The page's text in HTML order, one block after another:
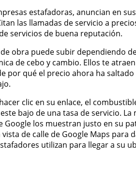
estafadoras, anuncian en
las llamadas de servicio a
servicios de buena reputación.
obra puede subir dependiendo
de cebo y cambio. Ellos te
por qué el precio ahora ha
clic en su enlace, el
bajo de una tasa de servicio.
los muestran justo en su
de calle de Google Maps para
utilizan para llegar a su